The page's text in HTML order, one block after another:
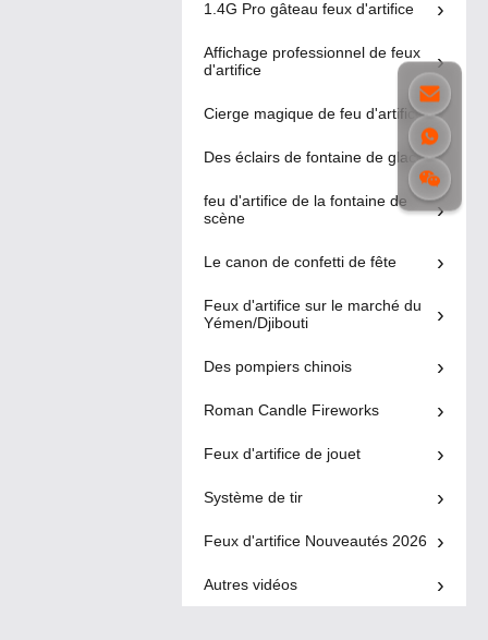
pour fête de
Liuyang, 100
tirs, bombes
fumigènes de
couleur
Feu d'artifice de
coups,
pyrotechnie
1.3g Un0335,
feu d'artifice
professionnel,
feu d'artifice de
Affichage
professionnel de
feux d'artifice
01:02
1000G 199
photos feux
d'artifice de
mariage gâteau
nouveaux
extérieur
1.4G Pro gâteau
feux d'artifice
00:30
Feu d'artifice de
gros d'usine de
Shot, feux
Shots
Feux d'artifice de
1.4G Pro gâteau feux d'artifice
Affichage professionnel de feux
d'artifice
Cierge magique de feu d'artifice
Des éclairs de fontaine de glace
feu d'artifice de la fontaine de
scène
Le canon de confetti de fête
Feux d'artifice sur le marché du
Yémen/Djibouti
Des pompiers chinois
Roman Candle Fireworks
Feux d'artifice de jouet
Système de tir
Feux d'artifice Nouveautés 2026
Autres vidéos